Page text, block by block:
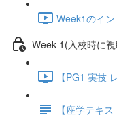
Week1のイ
Week 1(入校時に
【PG1 実技
【座学テキス